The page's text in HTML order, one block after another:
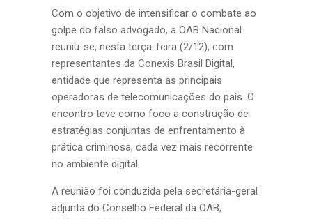
Com o objetivo de intensificar o combate ao
golpe do falso advogado, a OAB Nacional
reuniu-se, nesta terça-feira (2/12), com
representantes da Conexis Brasil Digital,
entidade que representa as principais
operadoras de telecomunicações do país. O
encontro teve como foco a construção de
estratégias conjuntas de enfrentamento à
prática criminosa, cada vez mais recorrente
no ambiente digital.
A reunião foi conduzida pela secretária-geral
adjunta do Conselho Federal da OAB,